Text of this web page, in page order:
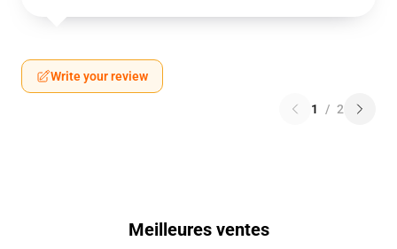
Write your review
1 / 2
Meilleures ventes